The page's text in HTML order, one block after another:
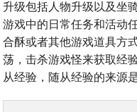
升级包括人物升级以及坐
游戏中的日常任务和活动
合酥或者其他游戏道具方
荡，击杀游戏怪来获取经
从经验，随从经验的来源